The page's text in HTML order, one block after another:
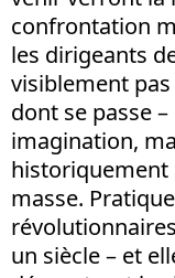
confrontation
les dirigeants
visiblement
dont se passe
imagination,
historiquement
masse.
un siècle – et